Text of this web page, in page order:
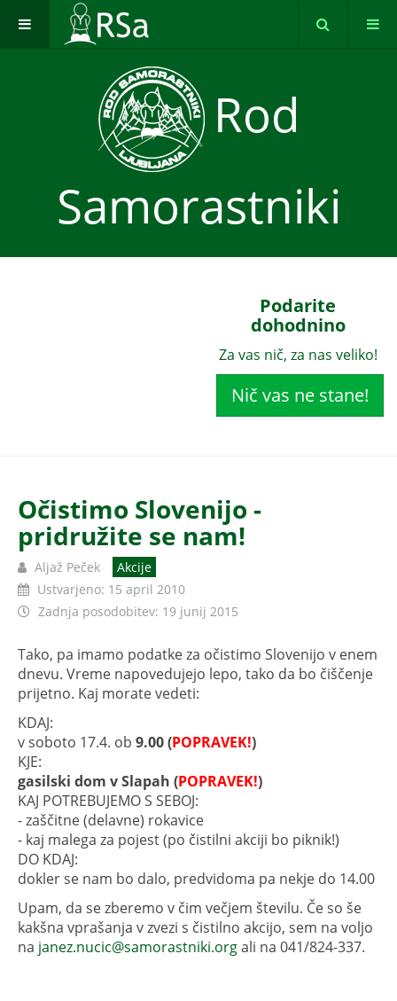
Rod
Samorastniki
Podarite
dohodnino
Za vas nič, za nas veliko!
Nič vas ne stane!
Očistimo Slovenijo -
pridružite se nam!
Aljaž Peček
Akcije
Ustvarjeno: 15 april 2010
Zadnja posodobitev: 19 junij 2015
Tako, pa imamo podatke za očistimo Slovenijo v enem
dnevu. Vreme napovedujejo lepo, tako da bo čiščenje
prijetno. Kaj morate vedeti:
KDAJ:
v soboto 17.4. ob 9.00 (POPRAVEK!)
KJE:
gasilski dom v Slapah (POPRAVEK!)
KAJ POTREBUJEMO S SEBOJ:
- zaščitne (delavne) rokavice
- kaj malega za pojest (po čistilni akciji bo piknik!)
DO KDAJ:
dokler se nam bo dalo, predvidoma pa nekje do 14.00
Upam, da se zberemo v čim večjem številu. Če so še
kakšna vprašanja v zvezi s čistilno akcijo, sem na voljo
na janez.nucic@samorastniki.orgali na 041/824-337.